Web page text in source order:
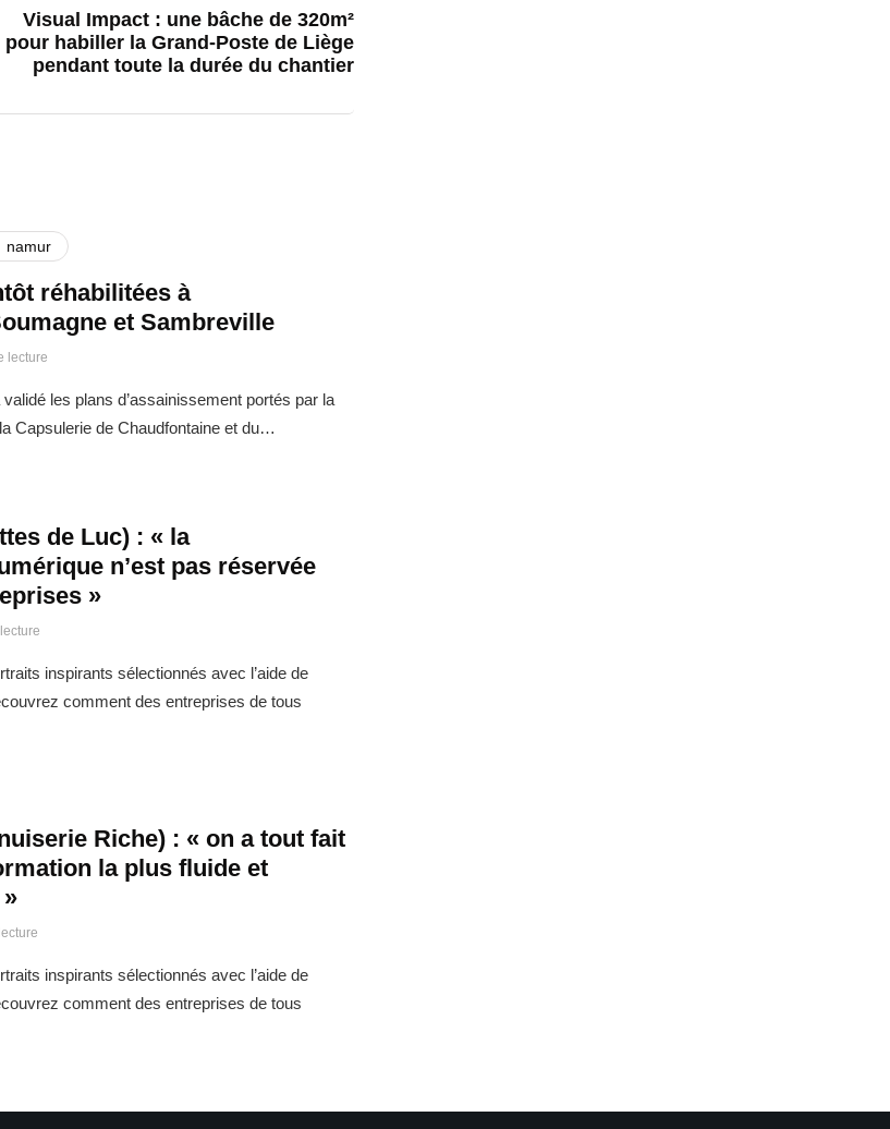
Visual Impact : une bâche de 320m²
pour habiller la Grand-Poste de Liège
pendant toute la durée du chantier
namur
réhabilitées à
et Sambreville
lecture
les plans d’assainissement portés par la
Capsulerie de Chaudfontaine et du…
de Luc) : « la
n’est pas réservée
»
inspirants sélectionnés avec l’aide de
comment des entreprises de tous
Riche) : « on a tout fait
la plus fluide et
inspirants sélectionnés avec l’aide de
comment des entreprises de tous